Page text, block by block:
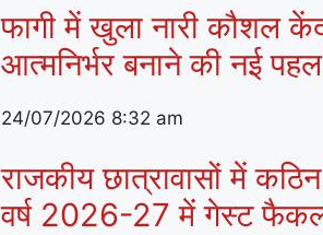
फागी में खुला नारी कौशल
आत्मनिर्भर बनाने की नई पहल
24/07/2026 8:32 am
राजकीय छात्रावासों में
वर्ष 2026-27 में गेस्ट